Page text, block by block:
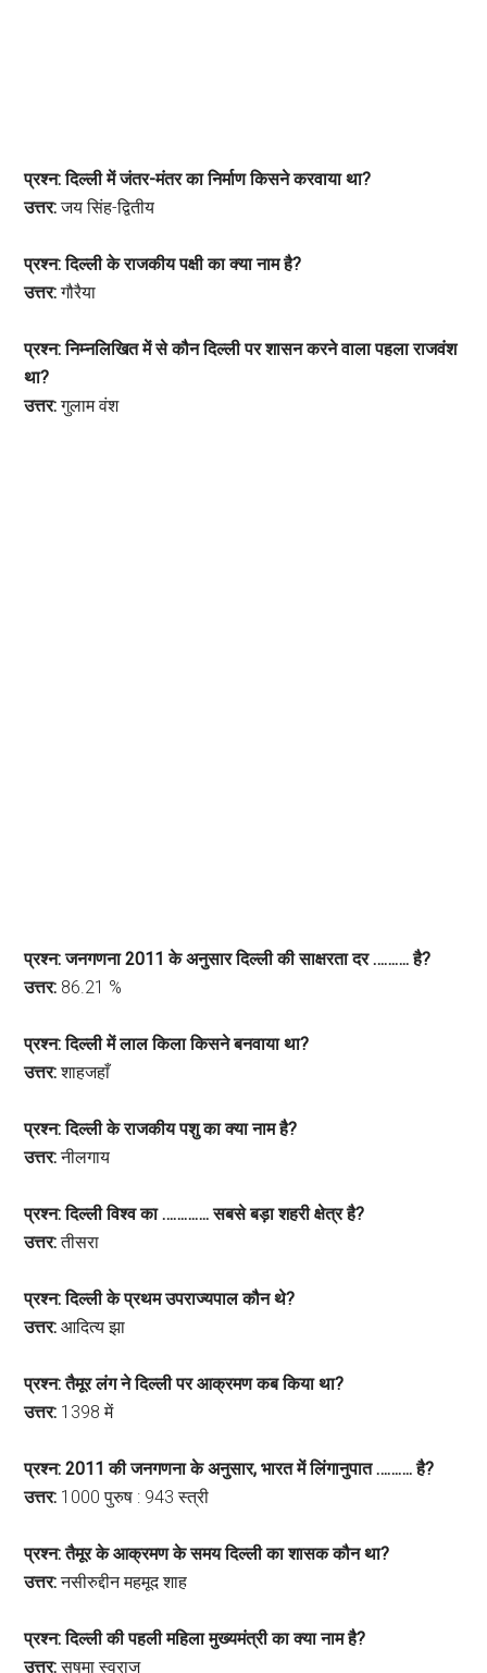
प्रश्न: दिल्ली में जंतर-मंतर का निर्माण किसने करवाया था?
उत्तर:जय सिंह-द्वितीय
प्रश्न: दिल्ली के राजकीय पक्षी का क्या नाम है?
उत्तर:गौरैया
प्रश्न: निम्नलिखित में से कौन दिल्ली पर शासन करने वाला पहला राजवंश
था?
उत्तर:गुलाम वंश
प्रश्न: जनगणना 2011 के अनुसार दिल्ली की साक्षरता दर ………. है?
उत्तर: 86.21 %
प्रश्न: दिल्ली में लाल किला किसने बनवाया था?
उत्तर:शाहजहाँ
प्रश्न: दिल्ली के राजकीय पशु का क्या नाम है?
उत्तर:नीलगाय
प्रश्न: दिल्ली विश्व का …………. सबसे बड़ा शहरी क्षेत्र है?
उत्तर:तीसरा
प्रश्न: दिल्ली के प्रथम उपराज्यपाल कौन थे?
उत्तर: आदित्य झा
प्रश्न: तैमूर लंग ने दिल्ली पर आक्रमण कब किया था?
उत्तर: 1398 में
प्रश्न: 2011 की जनगणना के अनुसार, भारत में लिंगानुपात ………. है?
उत्तर: 1000 पुरुष : 943 स्त्री
प्रश्न: तैमूर के आक्रमण के समय दिल्ली का शासक कौन था?
उत्तर:नसीरुद्दीन महमूद शाह
प्रश्न: दिल्ली की पहली महिला मुख्यमंत्री का क्या नाम है?
उत्तर:सुषमा स्वराज